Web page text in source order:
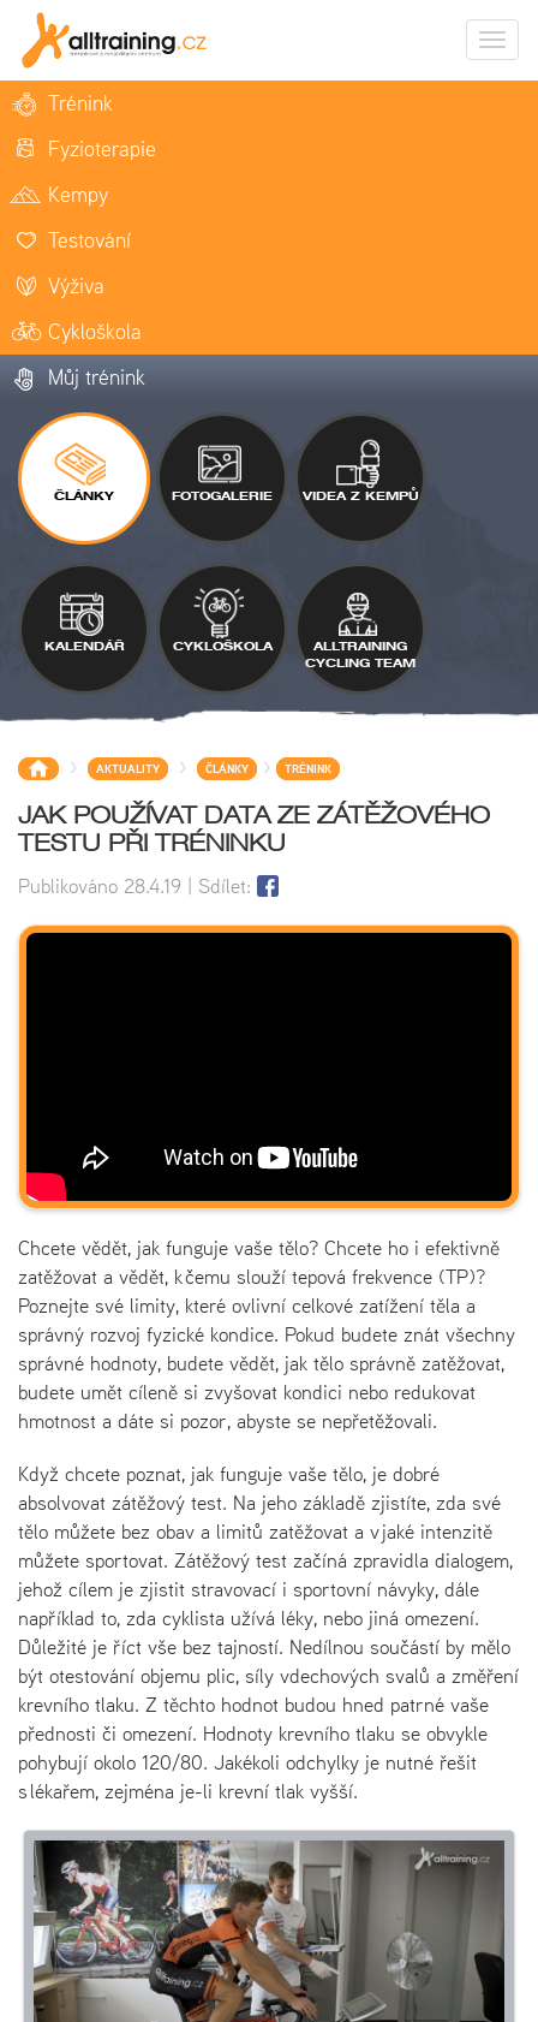
Trénink
Fyzioterapie
Kempy
Testování
Výživa
Cykloškola
Můj trénink
ČLÁNKY FOTOGALERIE VIDEA Z KEMPŮ
KALENDÁŘ CYKLOŠKOLA
ALLTRAINING
CYCLING TEAM
> AKTUALITY > ČLÁNKY > TRÉNINK
JAK POUŽÍVAT DATA ZE ZÁTĚŽOVÉHO
TESTU PŘI TRÉNINKU
Publikováno 28.4.19 | Sdílet:
Chcete vědět, jak funguje vaše tělo? Chcete ho i efektivně
zatěžovat a vědět, k čemu slouží tepová frekvence (TP)?
Poznejte své limity, které ovlivní celkové zatížení těla a
správný rozvoj fyzické kondice. Pokud budete znát všechny
správné hodnoty, budete vědět, jak tělo správně zatěžovat,
budete umět cíleně si zvyšovat kondici nebo redukovat
hmotnost a dáte si pozor, abyste se nepřetěžovali.
Když chcete poznat, jak funguje vaše tělo, je dobré
absolvovat zátěžový test. Na jeho základě zjistíte, zda své
tělo můžete bez obav a limitů zatěžovat a v jaké intenzitě
můžete sportovat. Zátěžový test začíná zpravidla dialogem,
jehož cílem je zjistit stravovací i sportovní návyky, dále
například to, zda cyklista užívá léky, nebo jiná omezení.
Důležité je říct vše bez tajností. Nedílnou součástí by mělo
být otestování objemu plic, síly vdechových svalů a změření
krevního tlaku. Z těchto hodnot budou hned patrné vaše
přednosti či omezení. Hodnoty krevního tlaku se obvykle
pohybují okolo 120/80. Jakékoli odchylky je nutné řešit
s lékařem, zejména je-li krevní tlak vyšší.